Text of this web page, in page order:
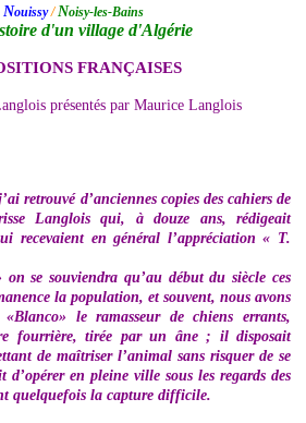
Nouissy/Noisy-les-Bains
d'un village d'Algérie
FRANÇAISES
présentés par Maurice Langlois
retrouvé d’anciennes copies des cahiers de
Langlois qui, à douze ans, rédigeait
recevaient en général l’appréciation « T.
se souviendra qu’au début du siècle ces
la population, et souvent, nous avons
le ramasseur de chiens errants,
fourrière, tirée par un âne ; il disposait
de maîtriser l’animal sans risquer de se
en pleine ville sous les regards des
quelquefois la capture difficile.